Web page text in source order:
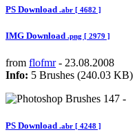
PS Download .abr [ 4682 ]
IMG Download .png [ 2979 ]
from flofmr- 23.08.2008
Info: 5 Brushes (240.03 KB)
PS Download .abr [ 4248 ]